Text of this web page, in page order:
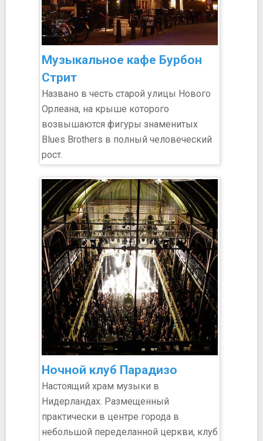
Музыкальное кафе Бурбон
Стрит
Названо в честь старой улицы Нового
Орлеана, на крыше которого
возвышаются фигуры знаменитых
Blues Brothers в полный человеческий
рост.
Ночной клуб Парадизо
Настоящий храм музыки в
Нидерландах. Размещенный
практически в центре города в
небольшой переделанной церкви, клуб